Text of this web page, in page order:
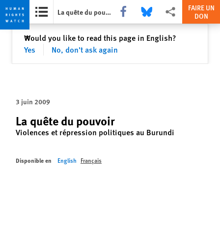
Skip
privacy
Skip
content
La quête du pouvoir Share this via Facebook
Share this via Bluesky
Share this viaFAIRE UN
DON
Would you like to read this page in English?
Yes
No, don't ask again
✕Fermer
3 juin 2009
La quête du pouvoir
Violences et répression politiques au Burundi
Disponible en English Français